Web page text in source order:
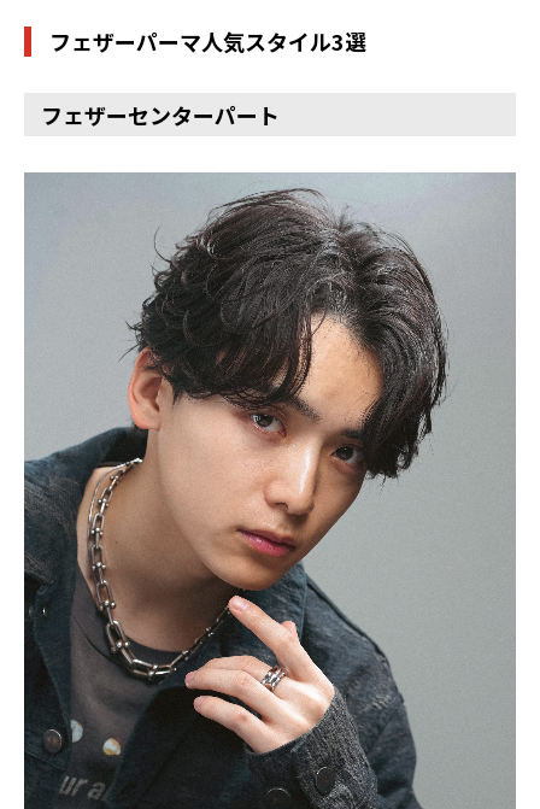
フェザーパーマ人気スタイル3選
フェザーセンターパート